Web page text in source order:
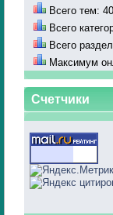
Всего тем:
Всего
Всего
Максимум
Счетчики